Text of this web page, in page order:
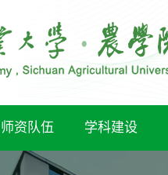
师资队伍 学科建设